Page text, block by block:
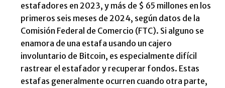
estafadores en 2023, y más de $ 65 millones en los
primeros seis meses de 2024, según datos de la
Comisión Federal de Comercio (FTC). Si alguno se
enamora de una estafa usando un cajero
involuntario de Bitcoin, es especialmente difícil
rastrear el estafador y recuperar fondos. Estas
estafas generalmente ocurren cuando otra parte,